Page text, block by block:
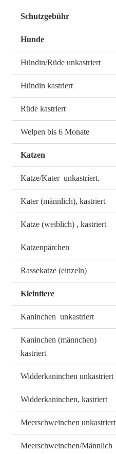
Schutzgebühr
Hunde
Hündin/Rüde unkastriert
Hündin kastriert
Rüde kastriert
Welpen bis 6 Monate
Katzen
Katze/Kater unkastriert.
Kater (männlich), kastriert
Katze (weiblich) , kastriert
Katzenpärchen
Rassekatze (einzeln)
Kleintiere
Kaninchen unkastriert
Kaninchen (männchen)
kastriert
Widderkaninchen unkastriert
Widderkaninchen, kastriert
Meerschweinchen unkastriert
Meerschweinchen/Männlich